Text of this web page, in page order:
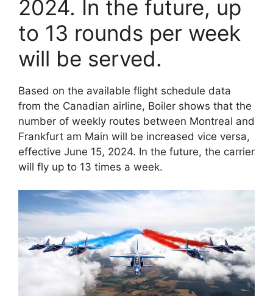
2024. In the future, up
to 13 rounds per week
will be served.
Based on the available flight schedule data
from the Canadian airline, Boiler shows that the
number of weekly routes between Montreal and
Frankfurt am Main will be increased vice versa,
effective June 15, 2024. In the future, the carrier
will fly up to 13 times a week.